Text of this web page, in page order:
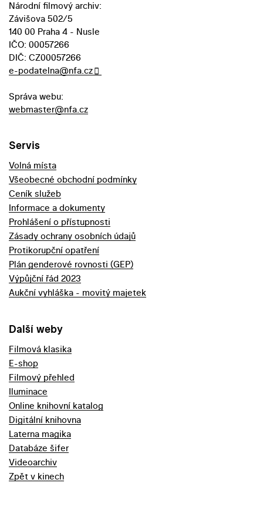
Národní filmový archiv:
Závišova 502/5
140 00 Praha 4 - Nusle
IČO: 00057266
DIČ: CZ00057266
e-podatelna@nfa.cz
Správa webu:
webmaster@nfa.cz
Servis
Volná místa
Všeobecné obchodní podmínky
Ceník služeb
Informace a dokumenty
Prohlášení o přístupnosti
Zásady ochrany osobních údajů
Protikorupční opatření
Plán genderové rovnosti (GEP)
Výpůjční řád 2023
Aukční vyhláška - movitý majetek
Další weby
Filmová klasika
E-shop
Filmový přehled
Iluminace
Online knihovní katalog
Digitální knihovna
Laterna magika
Databáze šifer
Videoarchiv
Zpět v kinech